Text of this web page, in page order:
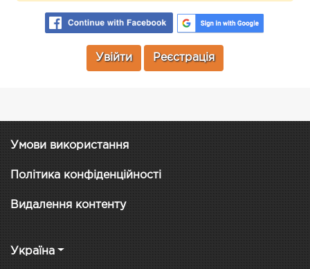
Увійти Реєстрація
Умови використання
Політика конфіденційності
Видалення контенту
Україна